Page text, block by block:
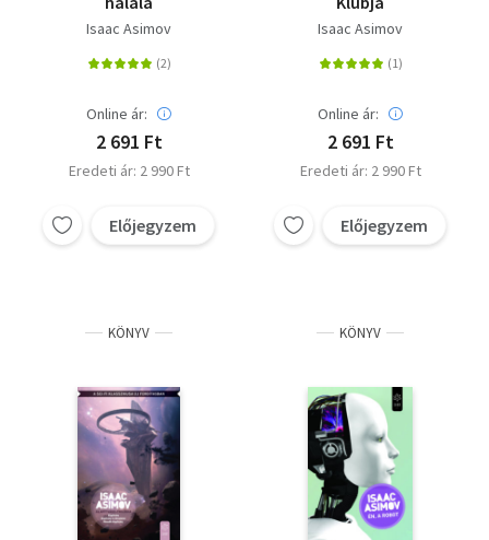
Isaac Asimov
Online ár:
2 691 Ft
Eredeti ár: 2 990 Ft
Előjegyzem
Isaac Asimov
Online ár:
2 691 Ft
Eredeti ár: 2 990 Ft
Előjegyzem
KÖNYV KÖNYV